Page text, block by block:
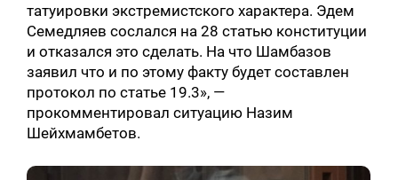
татуировки экстремистского характера. Эдем
Семедляев сослался на 28 статью конституции
и отказался это сделать. На что Шамбазов
заявил что и по этому факту будет составлен
протокол по статье 19.3», —
прокомментировал ситуацию Назим
Шейхмамбетов.